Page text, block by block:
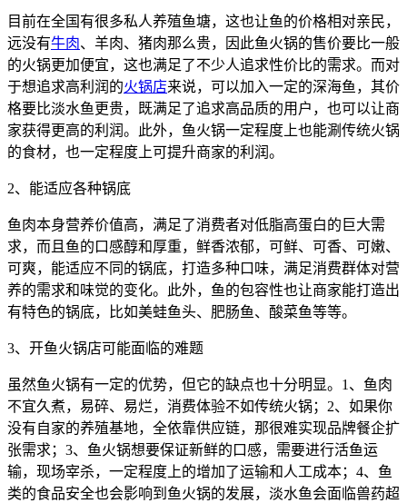
目前在全国有很多私人养殖鱼塘，这也让鱼的价格相对亲民，
远没有牛肉、羊肉、猪肉那么贵，因此鱼火锅的售价要比一般
的火锅更加便宜，这也满足了不少人追求性价比的需求。而对
于想追求高利润的火锅店来说，可以加入一定的深海鱼，其价
格要比淡水鱼更贵，既满足了追求高品质的用户，也可以让商
家获得更高的利润。此外，鱼火锅一定程度上也能涮传统火锅
的食材，也一定程度上可提升商家的利润。
2、能适应各种锅底
鱼肉本身营养价值高，满足了消费者对低脂高蛋白的巨大需
求，而且鱼的口感醇和厚重，鲜香浓郁，可鲜、可香、可嫩、
可爽，能适应不同的锅底，打造多种口味，满足消费群体对营
养的需求和味觉的变化。此外，鱼的包容性也让商家能打造出
有特色的锅底，比如美蛙鱼头、肥肠鱼、酸菜鱼等等。
3、开鱼火锅店可能面临的难题
虽然鱼火锅有一定的优势，但它的缺点也十分明显。1、鱼肉
不宜久煮，易碎、易烂，消费体验不如传统火锅；2、如果你
没有自家的养殖基地，全依靠供应链，那很难实现品牌餐企扩
张需求；3、鱼火锅想要保证新鲜的口感，需要进行活鱼运
输，现场宰杀，一定程度上的增加了运输和人工成本；4、鱼
类的食品安全也会影响到鱼火锅的发展，淡水鱼会面临兽药超